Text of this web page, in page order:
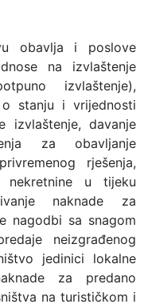
obavlja i poslove
na izvlaštenje
izvlaštenje),
stanju i vrijednosti
izvlaštenje, davanje
za obavljanje
rješenja,
nekretnine u tijeku
naknade za
nagodbi sa snagom
neizgrađenog
jedinici lokalne
za predano
na turističkom i